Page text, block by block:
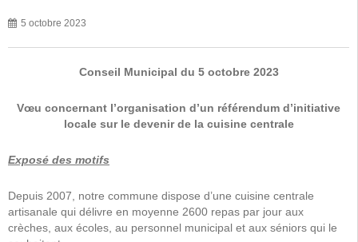
5 octobre 2023
Conseil Municipal du 5 octobre 2023
Vœu concernant l’organisation d’un référendum d’initiative
locale sur le devenir de la cuisine centrale
Exposé des motifs
Depuis 2007, notre commune dispose d’une cuisine centrale
artisanale qui délivre en moyenne 2600 repas par jour aux
crèches, aux écoles, au personnel municipal et aux séniors qui le